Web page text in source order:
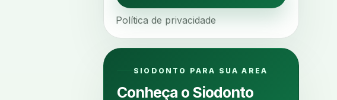
ajuste oclusal ajuste protetico
ambiente clinico ampliacao
Política de privacidade
SIODONTO PARA SUA AREA
Conheça o Siodonto